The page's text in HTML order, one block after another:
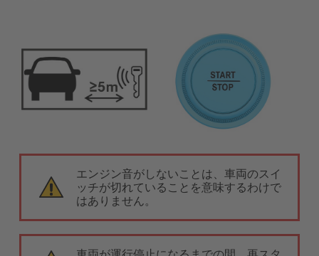
エンジン音がしないことは、車両のスイ
ッチが切れていることを意味するわけで
はありません。